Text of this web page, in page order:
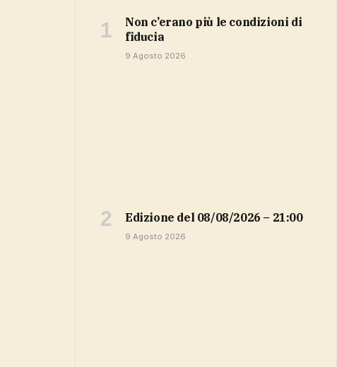
non c’erano più le condizioni di
fiducia
9 Agosto 2026
Edizione del 08/08/2026 – 21:00
9 Agosto 2026